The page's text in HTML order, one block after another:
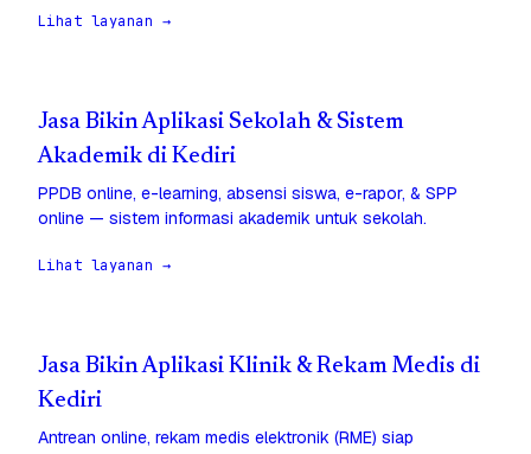
Lihat layanan →
Jasa Bikin Aplikasi Sekolah & Sistem
Akademik di Kediri
PPDB online, e-learning, absensi siswa, e-rapor, & SPP
online — sistem informasi akademik untuk sekolah.
Lihat layanan →
Jasa Bikin Aplikasi Klinik & Rekam Medis di
Kediri
Antrean online, rekam medis elektronik (RME) siap